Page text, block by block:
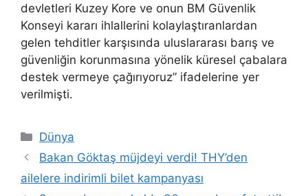
devletleri Kuzey Kore ve onun BM Güvenlik
Konseyi kararı ihlallerini kolaylaştıranlardan
gelen tehditler karşısında uluslararası barış ve
güvenliğin korunmasına yönelik küresel çabalara
destek vermeye çağırıyoruz” ifadelerine yer
verilmişti.
Kategoriler
Dünya
Bakan Göktaş müjdeyi verdi! THY’den
ailelere indirimli bilet kampanyası